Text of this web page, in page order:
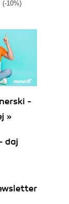
(-10%)
-
»
daj